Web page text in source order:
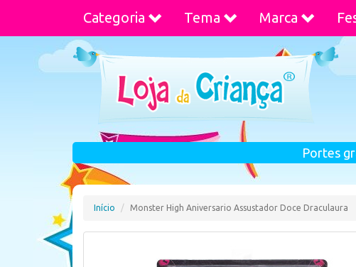
Categoria Tema Marca
Portes
Início Monster High Aniversario Assustador Doce Draculaura